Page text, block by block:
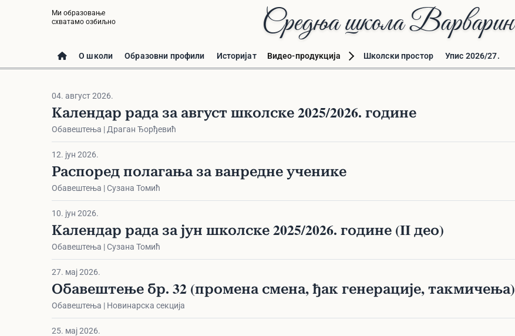
Ми образовање
схватамо озбиљно
Средња школа Варварин
О школи Образовни профили Историјат Видео-продукција Школски простор Упис 2026/27.
04. август 2026.
Календар рада за август школске 2025/2026. године
Обавештења | Драган Ђорђевић
12. јун 2026.
Распоред полагања за ванредне ученике
Обавештења | Сузана Томић
10. јун 2026.
Календар рада за јун школске 2025/2026. године (II део)
Обавештења | Сузана Томић
27. мај 2026.
Обавештење бр. 32 (промена смена, ђак генерације, такмичења)
Обавештења | Новинарска секција
25. мај 2026.